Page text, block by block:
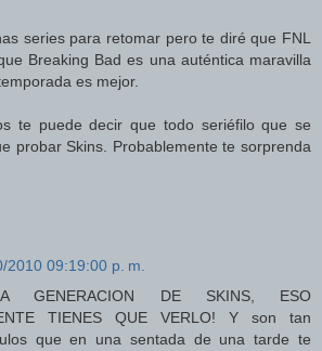
series para retomar pero te diré que FNL
Breaking Bad es una auténtica maravilla
es mejor.
te puede decir que todo seriéfilo que se
probar Skins. Probablemente te sorprenda
2010 09:19:00 p. m.
GENERACION DE SKINS, ESO
TIENES QUE VERLO! Y son tan
que en una sentada de una tarde te